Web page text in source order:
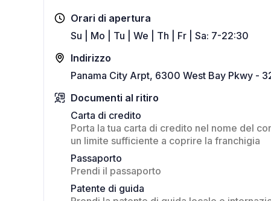
Orari di apertura
Su | Mo | Tu | We | Th | Fr | Sa: 7-22:30
Indirizzo
Panama City Arpt, 6300 West Bay Pkwy -
Documenti al ritiro
Carta di credito
Porta la tua carta di credito nel nome del
un limite sufficiente a coprire la franchigia
Passaporto
Prendi il passaporto
Patente di guida